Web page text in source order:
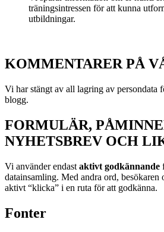
träningsintressen för att kunna
utbildningar.
KOMMENTARER PÅ
Vi har stängt av all lagring av persondata
blogg.
FORMULÄR,
NYHETSBREV OCH
Vi använder endast aktivt godkännande
datainsamling. Med andra ord, besökaren
aktivt “klicka” i en ruta för att godkänna.
Fonter